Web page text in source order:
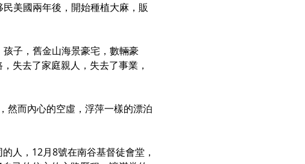
美國兩年後，開始種植大麻，販
子，舊金山海景豪宅，數輛豪
失去了家庭親人，失去了事業，
然而內心的空虛，浮萍一樣的漂泊
人，12月8號在南谷基督徒會堂，